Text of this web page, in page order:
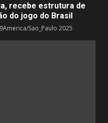
recebe estrutura de
do jogo do Brasil
Sao_Paulo 2025